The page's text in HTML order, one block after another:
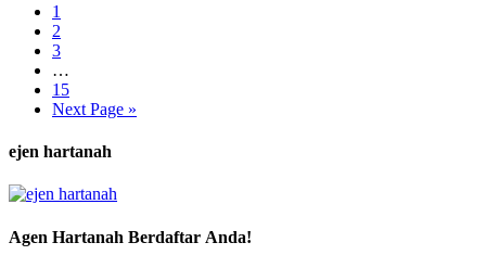
1
2
3
…
15
Next Page »
ejen hartanah
Agen Hartanah Berdaftar Anda!